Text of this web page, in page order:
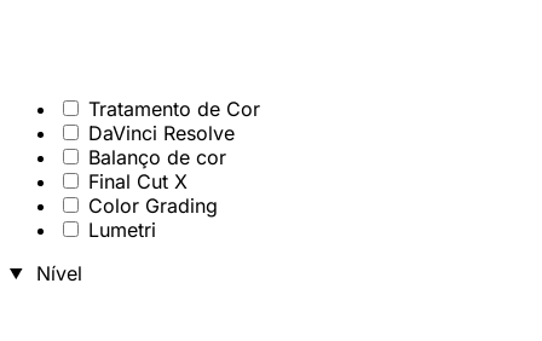
Tratamento de Cor
DaVinci Resolve
Balanço de cor
Final Cut X
Color Grading
Lumetri
Nível